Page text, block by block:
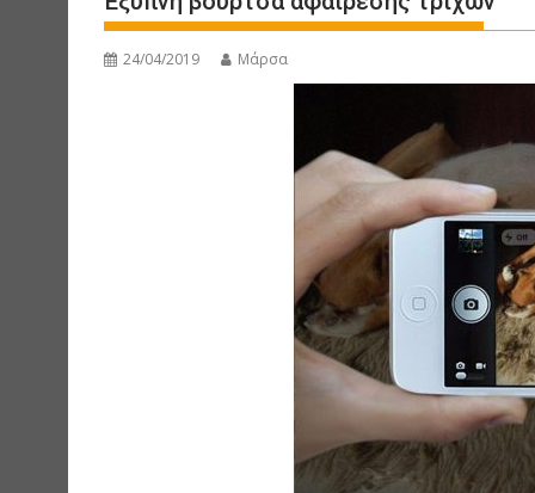
24/04/2019 Μάρσα